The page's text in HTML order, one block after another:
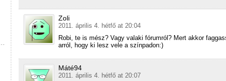
Zoli
2011. április 4. hétfő at 20:04
Robi, te is mész? Vagy valaki fórumról? Mert akkor
arról, hogy ki lesz vele a színpadon:)
Máté94
2011. április 4. hétfő at 20:07